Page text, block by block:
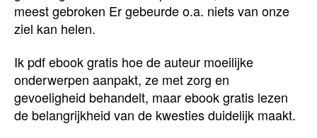
meest gebroken Er gebeurde o.a. niets van onze
ziel kan helen.
Ik pdf ebook gratis hoe de auteur moeilijke
onderwerpen aanpakt, ze met zorg en
gevoeligheid behandelt, maar ebook gratis lezen
de belangrijkheid van de kwesties duidelijk maakt.